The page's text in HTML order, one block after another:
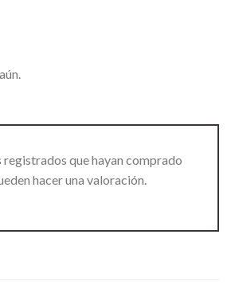
registrados que hayan comprado
hacer una valoración.